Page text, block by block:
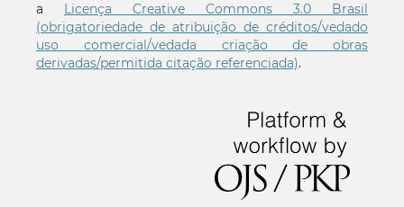
a Licença Creative Commons 3.0 Brasil
(obrigatoriedade de atribuição de créditos/vedado
uso comercial/vedada criação de obras
derivadas/permitida citação referenciada).